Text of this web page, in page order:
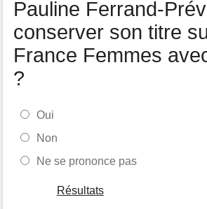
Pauline Ferrand-
conserver son titre
France Femmes
?
Oui
Non
Ne se prononce pas
Résultats